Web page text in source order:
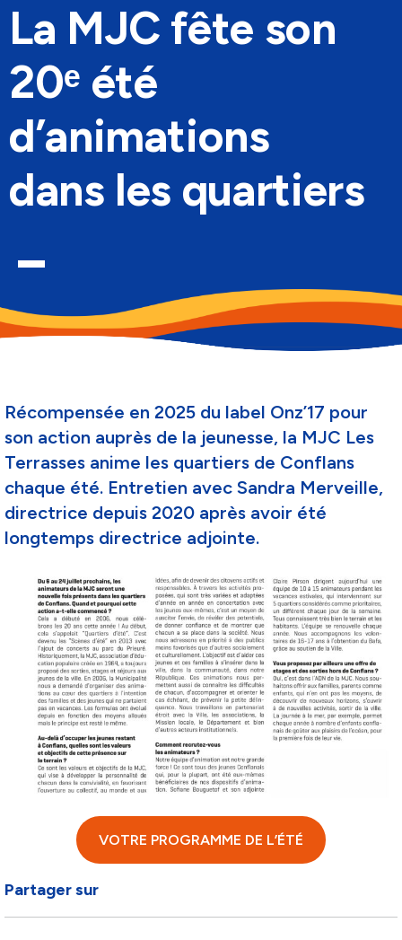
La MJC fête son
20ᵉ été
d’animations
dans les quartiers
Récompensée en 2025 du label Onz’17 pour
son action auprès de la jeunesse, la MJC Les
Terrasses anime les quartiers de Conflans
chaque été. Entretien avec Sandra Merveille,
directrice depuis 2020 après avoir été
longtemps directrice adjointe.
VOTRE PROGRAMME DE L’ÉTÉ
Partager sur